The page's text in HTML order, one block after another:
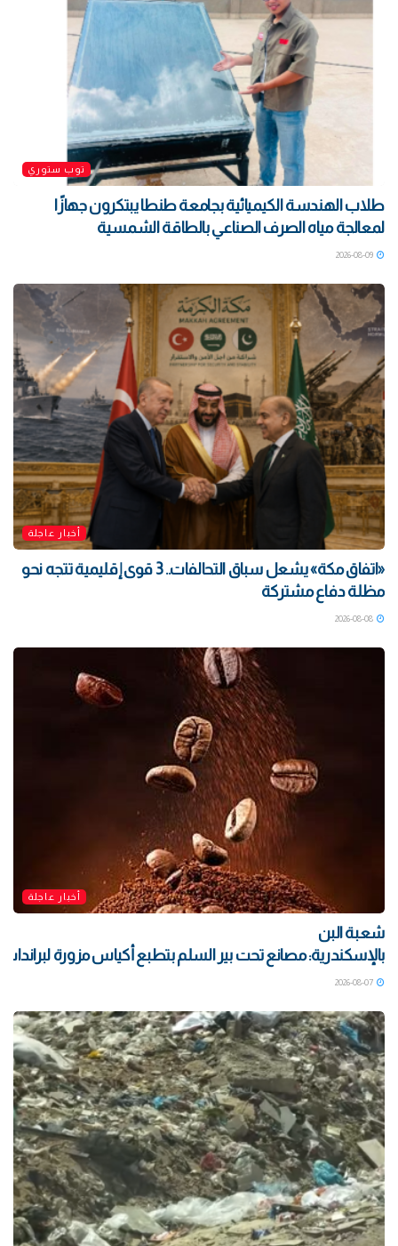
توب ستوري
طلاب الهندسة الكيميائية بجامعة طنطا يبتكرون جهازًا
لمعالجة مياه الصرف الصناعي بالطاقة الشمسية
أخبار عاجلة
«اتفاق مكة» يشعل سباق التحالفات.. 3 قوى إقليمية تتجه نحو
مظلة دفاع مشتركة
أخبار عاجلة
شعبة البن
بالإسكندرية: مصانع تحت بير السلم بتطبع أكياس مزورة لبراندات